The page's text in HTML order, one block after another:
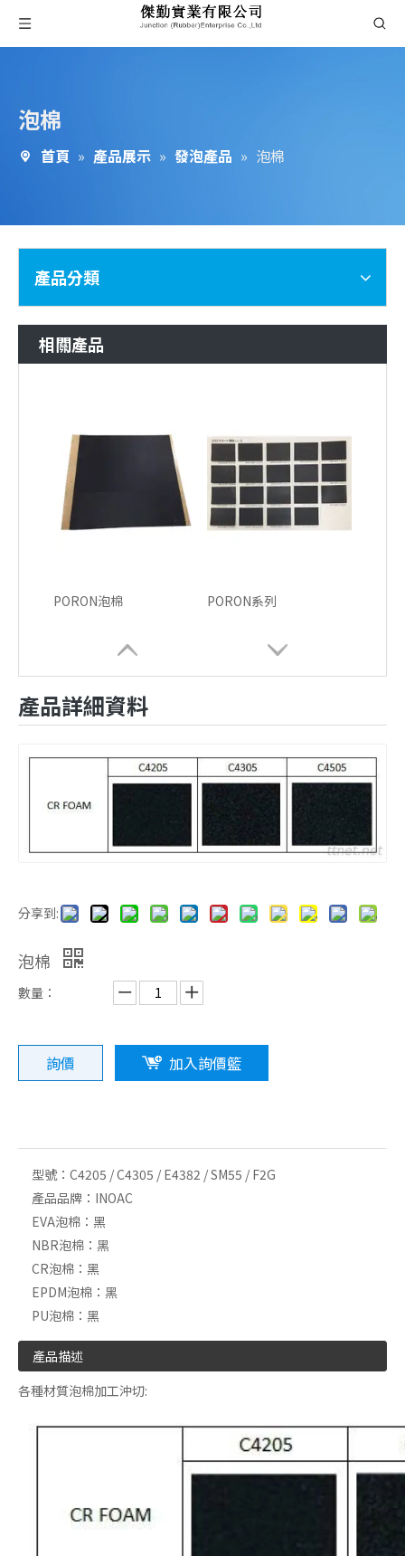
泡棉
首頁 » 產品展示 » 發泡產品 » 泡棉
產品分類
相關產品
PORON泡棉 PORON系列
產品詳細資料
分享到:
泡棉
數量：
詢價 加入詢價籃
型號： C4205 / C4305 / E4382 / SM55 / F2G
產品品牌： INOAC
EVA泡棉： 黑
NBR泡棉： 黑
CR泡棉： 黑
EPDM泡棉： 黑
PU泡棉： 黑
產品描述
各種材質泡棉加工沖切: